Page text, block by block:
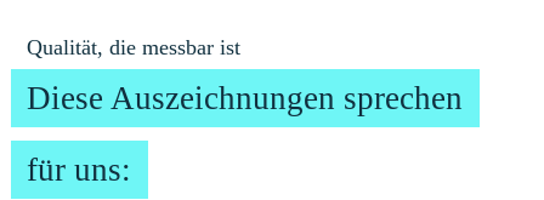
Qualität, die messbar ist
Diese Auszeichnungen sprechen
für uns: